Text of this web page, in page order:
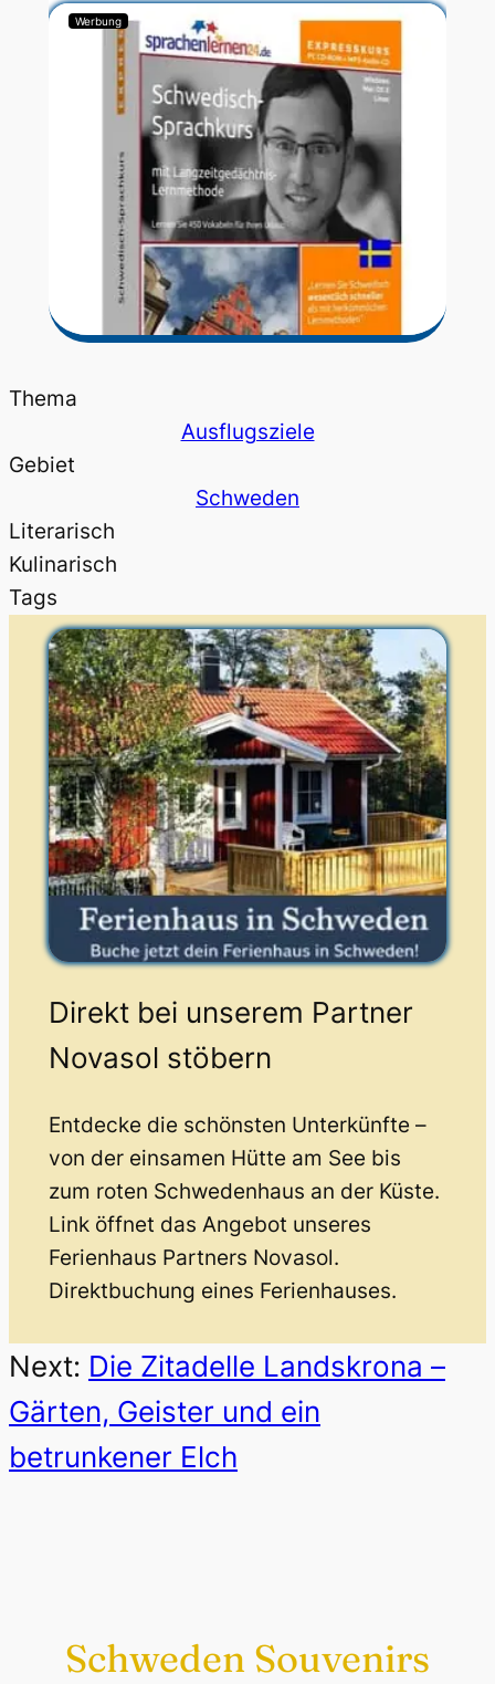
Werbung
Thema
Ausflugsziele
Gebiet
Schweden
Literarisch
Kulinarisch
Tags
Direkt bei unserem Partner
Novasol stöbern
Entdecke die schönsten Unterkünfte –
von der einsamen Hütte am See bis
zum roten Schwedenhaus an der Küste.
Link öffnet das Angebot unseres
Ferienhaus Partners Novasol.
Direktbuchung eines Ferienhauses.
Next: Die Zitadelle Landskrona –
Gärten, Geister und ein
betrunkener Elch
Schweden Souvenirs